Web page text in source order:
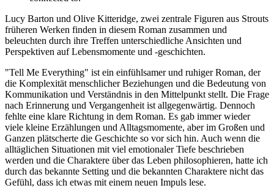
Lucy Barton und Olive Kitteridge, zwei zentrale Figuren aus Strouts
früheren Werken finden in diesem Roman zusammen und
beleuchten durch ihre Treffen unterschiedliche Ansichten und
Perspektiven auf Lebensmomente und -geschichten.
"Tell Me Everything" ist ein einfühlsamer und ruhiger Roman, der
die Komplexität menschlicher Beziehungen und die Bedeutung von
Kommunikation und Verständnis in den Mittelpunkt stellt. Die Frage
nach Erinnerung und Vergangenheit ist allgegenwärtig. Dennoch
fehlte eine klare Richtung in dem Roman. Es gab immer wieder
viele kleine Erzählungen und Alltagsmomente, aber im Großen und
Ganzen plätscherte die Geschichte so vor sich hin. Auch wenn die
alltäglichen Situationen mit viel emotionaler Tiefe beschrieben
werden und die Charaktere über das Leben philosophieren, hatte ich
durch das bekannte Setting und die bekannten Charaktere nicht das
Gefühl, dass ich etwas mit einem neuen Impuls lese.